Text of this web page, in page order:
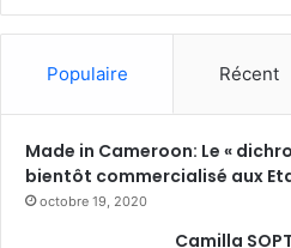
Populaire Récent
Made in Cameroon: Le «
bientôt commercialisé aux
octobre 19, 2020
Camilla